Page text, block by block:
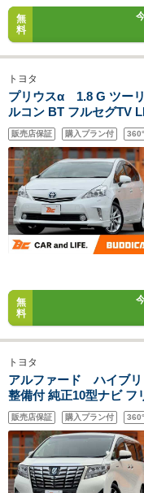
無
料
トヨタ
プリウスα 1.8 G ツー
ルコン BT フルセグTV
タート 電格ミラー シー
バニティミラー マット
販売店保証 購入プラン付
無
料
トヨタ
アルファード ハイブ
整備付 純正10型ナビ フ
衝突軽減ブレーキ Aホ
再生可 HDMI ドラレコ
17インチAW
販売店保証 購入プラン付